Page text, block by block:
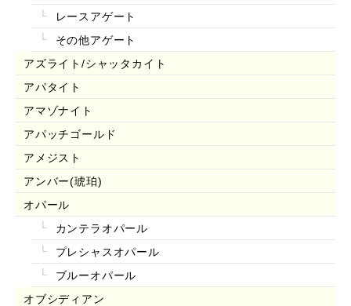
レースアゲート
その他アゲート
アズライト/シャッタカイト
アパタイト
アマゾナイト
アパッチゴールド
アメジスト
アンバー(琥珀)
オパール
カンテラオパール
プレシャスオパール
ブルーオパール
オブシディアン